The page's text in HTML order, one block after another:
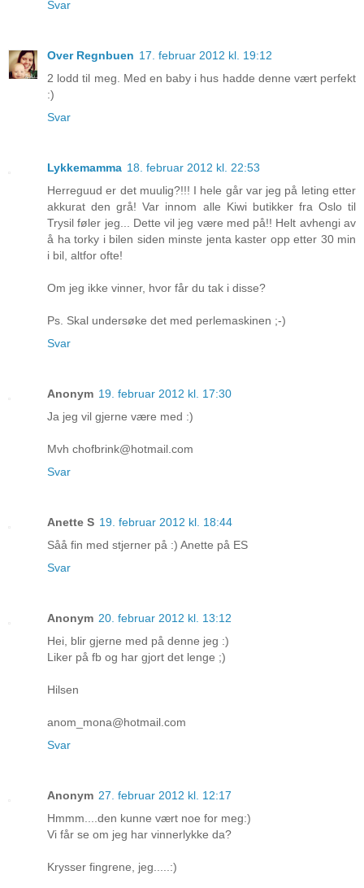
Svar
Over Regnbuen 17. februar 2012 kl. 19:12
2 lodd til meg. Med en baby i hus hadde denne vært perfekt
:)
Svar
Lykkemamma 18. februar 2012 kl. 22:53
Herreguud er det muulig?!!! I hele går var jeg på leting etter
akkurat den grå! Var innom alle Kiwi butikker fra Oslo til
Trysil føler jeg... Dette vil jeg være med på!! Helt avhengi av
å ha torky i bilen siden minste jenta kaster opp etter 30 min
i bil, altfor ofte!
Om jeg ikke vinner, hvor får du tak i disse?
Ps. Skal undersøke det med perlemaskinen ;-)
Svar
Anonym 19. februar 2012 kl. 17:30
Ja jeg vil gjerne være med :)
Mvh chofbrink@hotmail.com
Svar
Anette S 19. februar 2012 kl. 18:44
Såå fin med stjerner på :) Anette på ES
Svar
Anonym 20. februar 2012 kl. 13:12
Hei, blir gjerne med på denne jeg :)
Liker på fb og har gjort det lenge ;)
Hilsen
anom_mona@hotmail.com
Svar
Anonym 27. februar 2012 kl. 12:17
Hmmm....den kunne vært noe for meg:)
Vi får se om jeg har vinnerlykke da?
Krysser fingrene, jeg.....:)